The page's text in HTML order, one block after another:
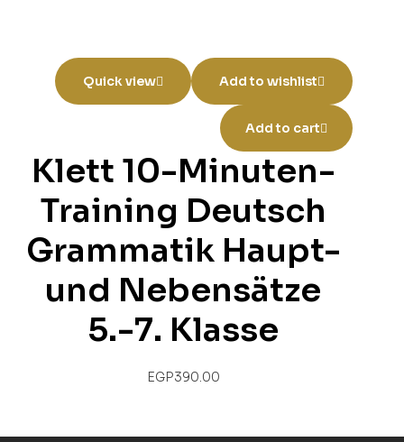
Add to wishlist
Quick view
Add to cart
Klett 10-Minuten-
Training Deutsch
Grammatik Haupt-
und Nebensätze
5.-7. Klasse
EGP390.00